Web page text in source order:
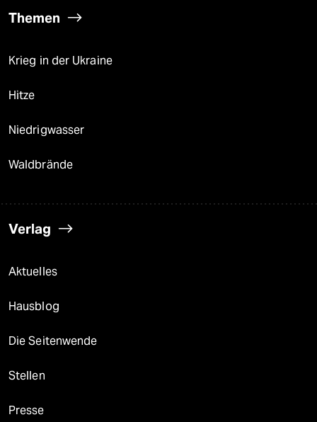
Themen
Krieg in der Ukraine
Hitze
Niedrigwasser
Waldbrände
Verlag
Aktuelles
Hausblog
Die Seitenwende
Stellen
Presse